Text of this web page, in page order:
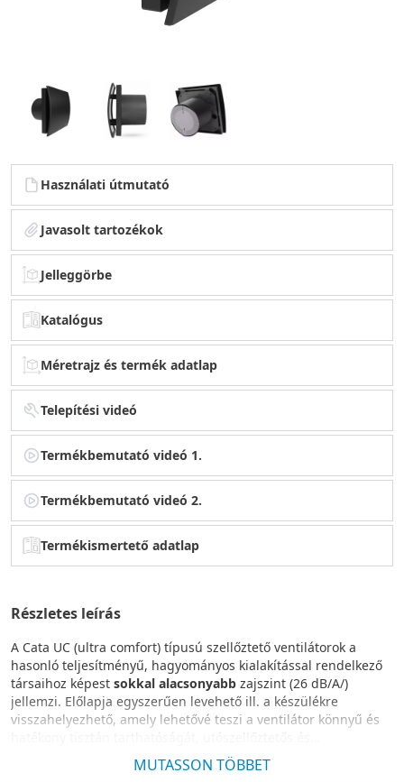
Használati útmutató
Javasolt tartozékok
Jelleggörbe
Katalógus
Méretrajz és termék adatlap
Telepítési videó
Termékbemutató videó 1.
Termékbemutató videó 2.
Termékismertető adatlap
Részletes leírás
A Cata UC (ultra comfort) típusú szellőztető ventilátorok a
hasonló teljesítményű, hagyományos kialakítással rendelkező
társaihoz képest sokkal alacsonyabb zajszint (26 dB/A/)
jellemzi. Előlapja egyszerűen levehető ill. a készülékre
visszahelyezhető, amely lehetővé teszi a ventilátor könnyű és
páraérzékelős változatoknál a beállítási műveletek elvégzését,
MUTASSON TÖBBET